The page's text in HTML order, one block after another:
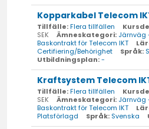
Kopparkabel Telecom
Tillfälle:Flera tillfällen
SEK
Ämneskategori: Järnväg
Baskontrakt för Telecom IKT
Certifiering/Behörighet
Språk:
Utbildningsplan:-
Kraftsystem Telecom
Tillfälle:Flera tillfällen
SEK
Ämneskategori: Järnväg
Baskontrakt för Telecom IKT
Platsförlagd
Språk: Svenska